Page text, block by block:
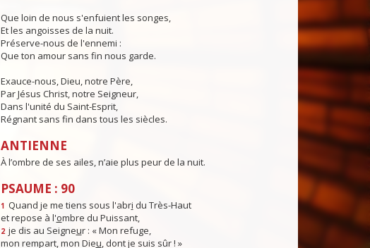
Que loin de nous s'enfuient les songes,
Et les angoisses de la nuit.
Préserve-nous de l'ennemi :
Que ton amour sans fin nous garde.
Exauce-nous, Dieu, notre Père,
Par Jésus Christ, notre Seigneur,
Dans l'unité du Saint-Esprit,
Régnant sans fin dans tous les siècles.
ANTIENNE
À l’ombre de ses ailes, n’aie plus peur de la nuit.
PSAUME : 90
1 Quand je me tiens sous l'abri du Très-Haut
et repose à l'ombre du Puissant,
2 je dis au Seigneur : « Mon refuge,
mon rempart, mon Dieu, dont je suis sûr ! »